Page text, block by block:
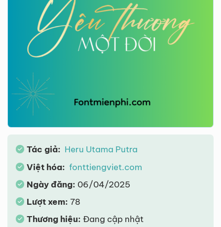
Tác giả: Heru Utama Putra
Việt hóa: fonttiengviet.com
Ngày đăng: 06/04/2025
Lượt xem: 78
Thương hiệu: Đang cập nhật